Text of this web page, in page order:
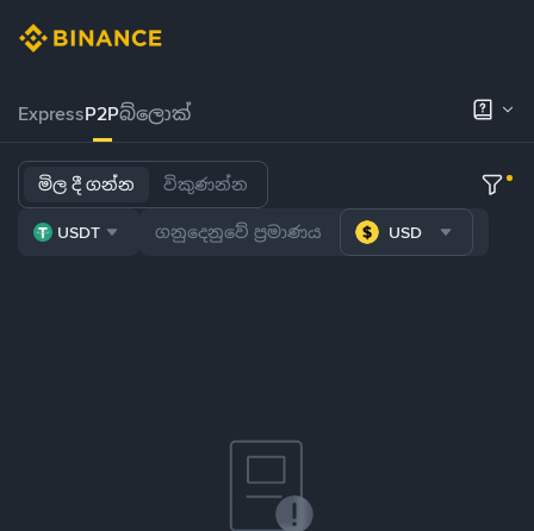
ExpressP2Pබ්ලොක්
මිල දී ගන්න විකුණන්න
USDT USD